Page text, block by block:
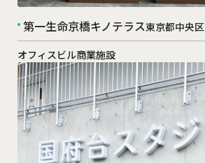
第一生命京橋キノテラス東京都中央区
オフィスビル商業施設